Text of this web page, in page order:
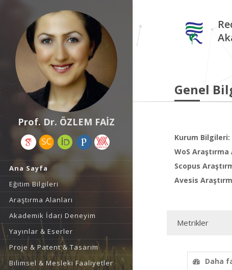
Prof. Dr. ÖZLEM FAİZ
Ana Sayfa
Eğitim Bilgileri
Araştırma Alanları
Akademik İdari Deneyim
Yayınlar & Eserler
Proje & Patent & Tasarım
Bilimsel & Mesleki Faaliyetler
Genel
Kurum Bilgileri:
WoS Araştırma
Scopus
Avesis
Metrikler
Daha